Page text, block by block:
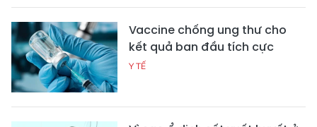
Vaccine chống ung thư cho
kết quả ban đầu tích cực
Y TẾ